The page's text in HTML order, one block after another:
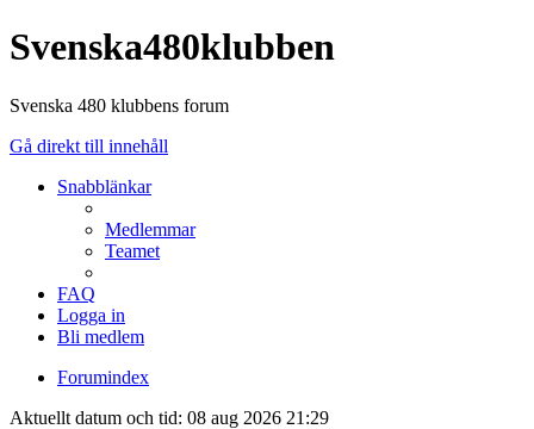
Svenska480klubben
Svenska 480 klubbens forum
Gå direkt till innehåll
Snabblänkar
Medlemmar
Teamet
FAQ
Logga in
Bli medlem
Forumindex
Aktuellt datum och tid: 08 aug 2026 21:29